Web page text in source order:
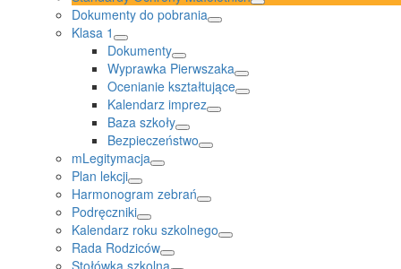
Dokumenty do pobrania
Klasa 1
Dokumenty
Wyprawka Pierwszaka
Ocenianie kształtujące
Kalendarz imprez
Baza szkoły
Bezpieczeństwo
mLegitymacja
Plan lekcji
Harmonogram zebrań
Podręczniki
Kalendarz roku szkolnego
Rada Rodziców
Stołówka szkolna